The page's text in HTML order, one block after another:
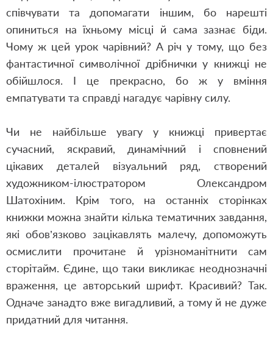
співчувати та допомагати іншим, бо нарешті
опиниться на їхньому місці й сама зазнає біди.
Чому ж цей урок чарівний? А річ у тому, що без
фантастичної символічної дрібнички у книжці не
обійшлося. І це прекрасно, бо ж у вміння
емпатувати та справді нагадує чарівну силу.
Чи не найбільше увагу у книжці привертає
сучасний, яскравий, динамічний і сповнений
цікавих деталей візуальний ряд, створений
художником-ілюстратором Олександром
Шатохіним. Крім того, на останніх сторінках
книжки можна знайти кілька тематичних завдання,
які обов’язково зацікавлять малечу, допоможуть
осмислити прочитане й урізноманітнити сам
сторітайм. Єдине, що таки викликає неоднозначні
враження, це авторський шрифт. Красивий? Так.
Одначе занадто вже вигадливий, а тому й не дуже
придатний для читання.